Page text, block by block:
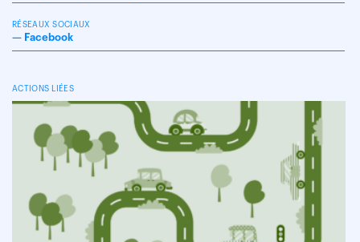
RÉSEAUX SOCIAUX
— Facebook
ACTIONS LIÉES